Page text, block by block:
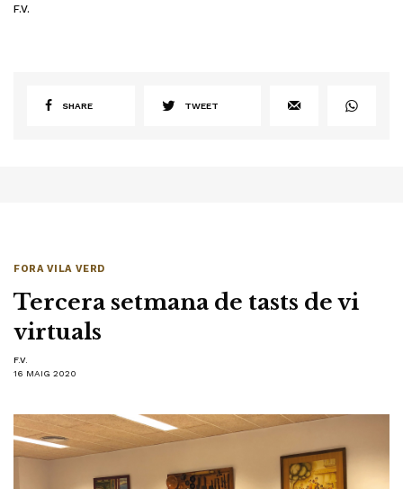
F.V.
SHARE TWEET
FORA VILA VERD
Tercera setmana de tasts de vi
virtuals
F.V.
16 MAIG 2020